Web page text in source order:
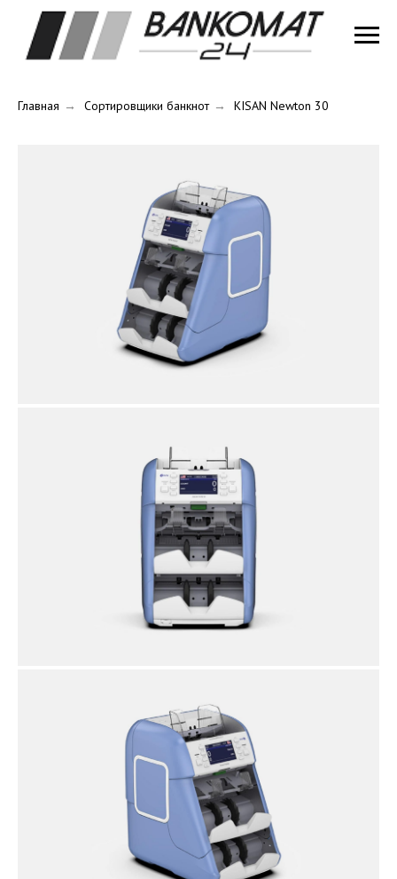
Главная → Сортировщики банкнот → KISAN Newton 30